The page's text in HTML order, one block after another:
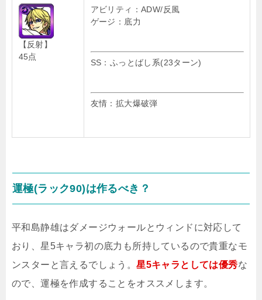
【反射】
45点
アビリティ：ADW/反風
ゲージ：底力
SS：ふっとばし系(23ターン)
友情：拡大爆破弾
運極(ラック90)は作るべき？
平和島静雄はダメージウォールとウィンドに対応して
おり、星5キャラ初の底力も所持しているので貴重なモ
ンスターと言えるでしょう。星5キャラとしては優秀な
ので、運極を作成することをオススメします。